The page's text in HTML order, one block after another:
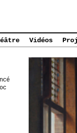
Vidéos